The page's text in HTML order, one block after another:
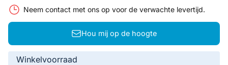
Neem contact met ons op voor de verwachte levertijd.
Hou mij op de hoogte
Winkelvoorraad